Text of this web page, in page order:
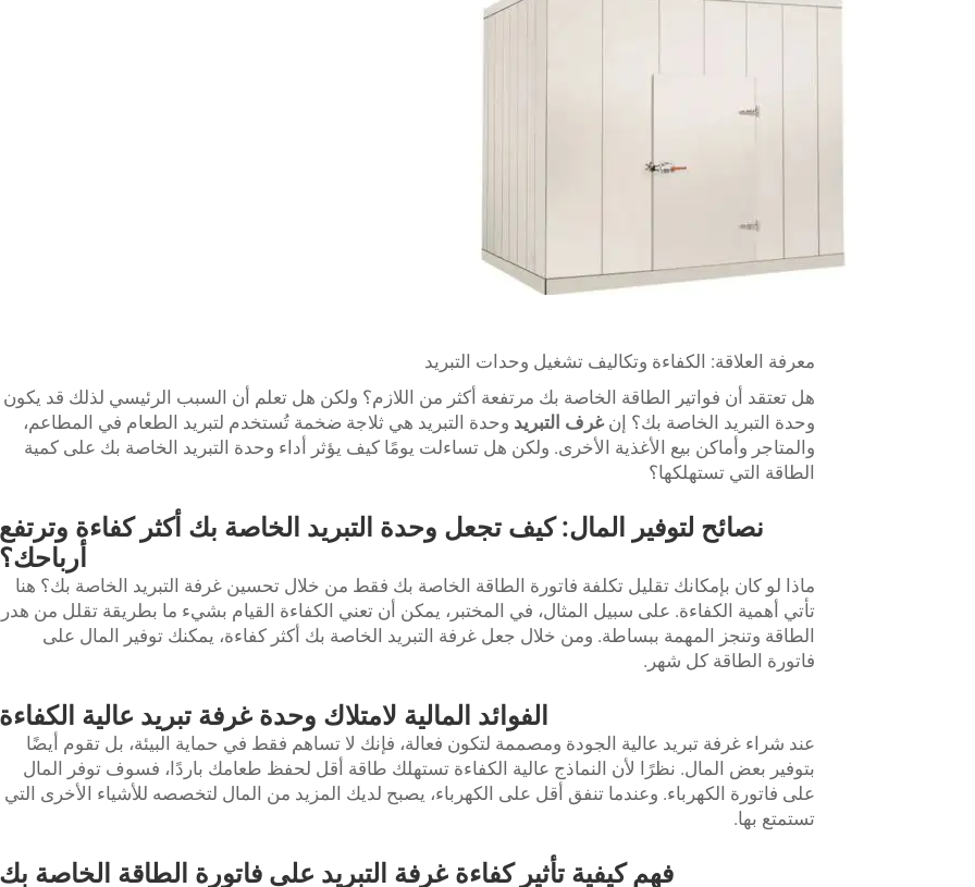
معرفة العلاقة: الكفاءة وتكاليف تشغيل وحدات التبريد
هل تعتقد أن فواتير الطاقة الخاصة بك مرتفعة أكثر من اللازم؟ ولكن هل تعلم أن السبب الرئيسي لذلك قد يكون
وحدة التبريد الخاصة بك؟ إن غرف التبريد وحدة التبريد هي ثلاجة ضخمة تُستخدم لتبريد الطعام في المطاعم،
والمتاجر وأماكن بيع الأغذية الأخرى. ولكن هل تساءلت يومًا كيف يؤثر أداء وحدة التبريد الخاصة بك على كمية
الطاقة التي تستهلكها؟
نصائح لتوفير المال: كيف تجعل وحدة التبريد الخاصة بك أكثر كفاءة وترتفع
أرباحك؟
ماذا لو كان بإمكانك تقليل تكلفة فاتورة الطاقة الخاصة بك فقط من خلال تحسين غرفة التبريد الخاصة بك؟ هنا
تأتي أهمية الكفاءة. على سبيل المثال، في المختبر، يمكن أن تعني الكفاءة القيام بشيء ما بطريقة تقلل من هدر
الطاقة وتنجز المهمة ببساطة. ومن خلال جعل غرفة التبريد الخاصة بك أكثر كفاءة، يمكنك توفير المال على
فاتورة الطاقة كل شهر.
الفوائد المالية لامتلاك وحدة غرفة تبريد عالية الكفاءة
عند شراء غرفة تبريد عالية الجودة ومصممة لتكون فعالة، فإنك لا تساهم فقط في حماية البيئة، بل تقوم أيضًا
بتوفير بعض المال. نظرًا لأن النماذج عالية الكفاءة تستهلك طاقة أقل لحفظ طعامك باردًا، فسوف توفر المال
على فاتورة الكهرباء. وعندما تنفق أقل على الكهرباء، يصبح لديك المزيد من المال لتخصصه للأشياء الأخرى التي
تستمتع بها.
فهم كيفية تأثير كفاءة غرفة التبريد على فاتورة الطاقة الخاصة بك